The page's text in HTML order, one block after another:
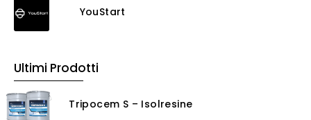
Rasanti per muro
Senza Categoria
YouStart
Ultimi Prodotti
Tripocem S – Isolresine